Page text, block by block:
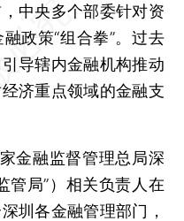
中央多个部委针对资
政策“组合拳”。过去
导辖内金融机构推动
济重点领域的金融支
融监督管理总局深
管局”）相关负责人在
圳各金融管理部门，